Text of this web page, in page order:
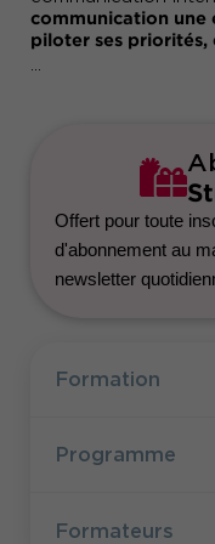
communication une
piloter ses priorités,
doivent piloter leur
destination de
et
Offert pour toute
6 mois
à sa newsletter
communication
...
Offert pour toute
d'abonnement au
newsletter
Formation
Programme
Formateurs